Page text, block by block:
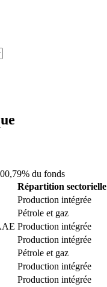
du fonds
Répartition sectorielle
Production intégrée
Pétrole et gaz
Production intégrée
Production intégrée
Pétrole et gaz
Production intégrée
Production intégrée